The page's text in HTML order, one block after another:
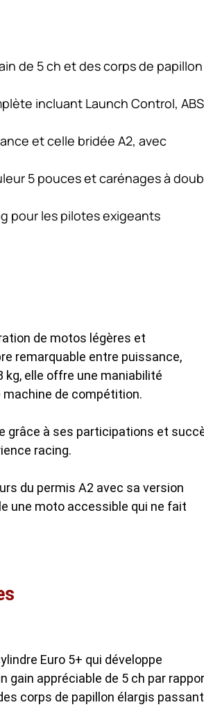
de 5 ch et des corps de papillon
incluant Launch Control, ABS
et celle bridée A2, avec
5 pouces et carénages à
pour les pilotes exigeants
de motos légères et
remarquable entre puissance,
elle offre une maniabilité
machine de compétition.
grâce à ses participations et
racing.
du permis A2 avec sa version
une moto accessible qui ne fait
Euro 5+ qui développe
gain appréciable de 5 ch par
corps de papillon élargis passant